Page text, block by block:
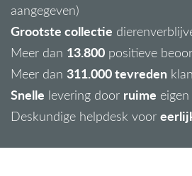
aangegeven)
Grootste collectie
Meer dan 13.800 positieve
Meer dan 311.000 tevreden
Snelle levering door ruime
Deskundige helpdesk voor